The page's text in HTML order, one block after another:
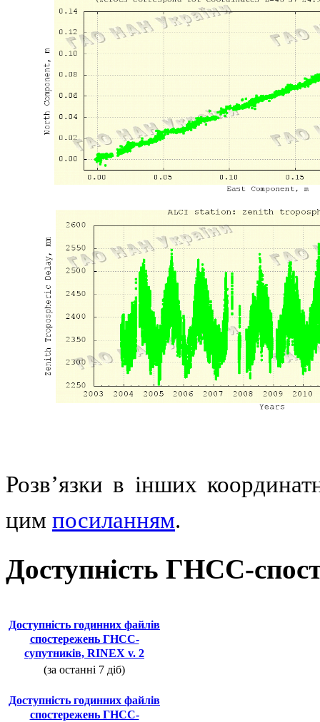
Розв’язки в інших
цим посиланням.
Доступність ГНСС-
Доступність годинних файлів
спостережень ГНСС-
супутників, RINEX v. 2
(за останні 7 діб)
Доступність годинних файлів
спостережень ГНСС-